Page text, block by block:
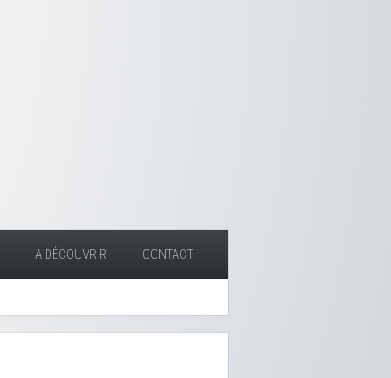
A DÉCOUVRIR CONTACT